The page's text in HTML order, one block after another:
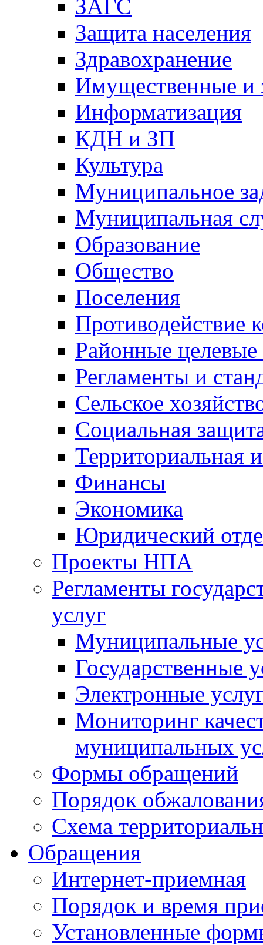
ЗАГС
Защита населения
Здравохранение
Имущественные и
Информатизация
КДН и ЗП
Культура
Муниципальное
Муниципальная
Образование
Общество
Поселения
Противодействие
Районные
Регламенты и
Сельское
Социальная
Территориальная
Финансы
Экономика
Юридический
Проекты НПА
Регламенты
услуг
Муниципальные
Государственные
Электронные
Мониторинг
муниципальных
Формы обращений
Порядок
Схема
Обращения
Интернет-приемная
Порядок и время
Установленные